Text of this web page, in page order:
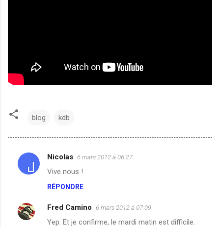
blog kdb
C
o
m
e
Nicolas 6 mars 2012 à 06:27
Vive nous !
RÉPONDRE
Fred Camino 6 mars 2012 à 07:09
Yep. Et je confirme, le mardi matin est difficile.